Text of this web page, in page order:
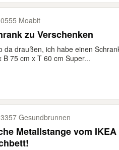
Moabit
zu Verschenken
da draußen, ich habe einen
B 75 cm x T 60 cm Super...
Gesundbrunnen
Metallstange vom